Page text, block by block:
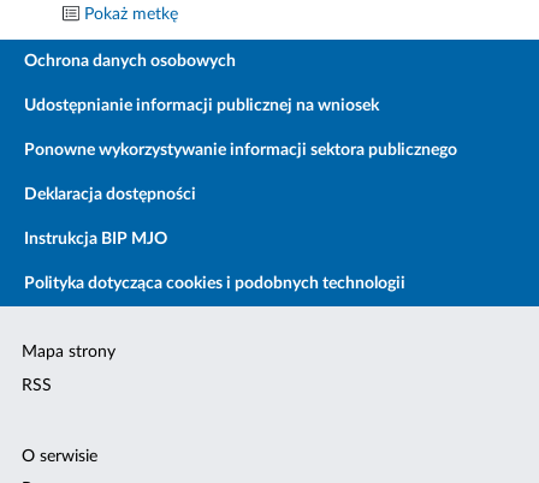
Pokaż metkę
Ochrona danych osobowych
Udostępnianie informacji publicznej na wniosek
Ponowne wykorzystywanie informacji sektora publicznego
Deklaracja dostępności
Instrukcja BIP MJO
Polityka dotycząca cookies i podobnych technologii
Mapa strony
RSS
O serwisie